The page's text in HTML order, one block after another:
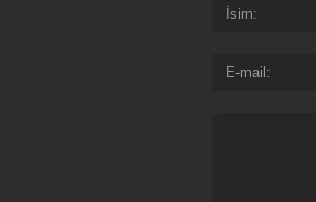
İsim
E-mail